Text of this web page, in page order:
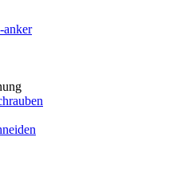
anker